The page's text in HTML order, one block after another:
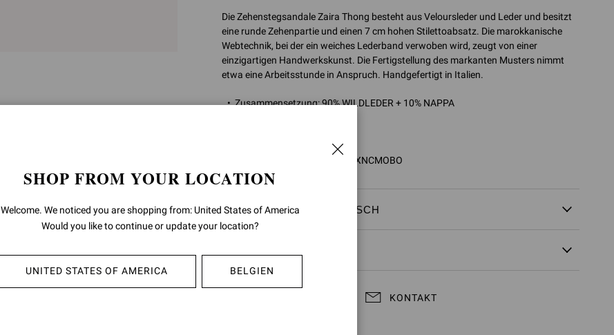
Die Zehenstegsandale Zaira Thong besteht aus Veloursleder und Leder und besitzt
eine runde Zehenpartie und einen 7 cm hohen Stilettoabsatz. Die marokkanische
Webtechnik, bei der ein weiches Lederband verwoben wird, zeugt von einer
einzigartigen Handwerkskunst. Die Fertigstellung des markanten Musters nimmt
etwa eine Arbeitsstunde in Anspruch. Handgefertigt in Italien.
Zusammensetzung: 90% WILDLEDER + 10% NAPPA
G10162.70RIC.XNCMOBO
RÜCKGABEN & UMTAUSCH
KONTAKT
SHOP FROM YOUR LOCATION
Welcome. We noticed you are shopping from: United States of America
Would you like to continue or update your location?
UNITED STATES OF AMERICA BELGIEN